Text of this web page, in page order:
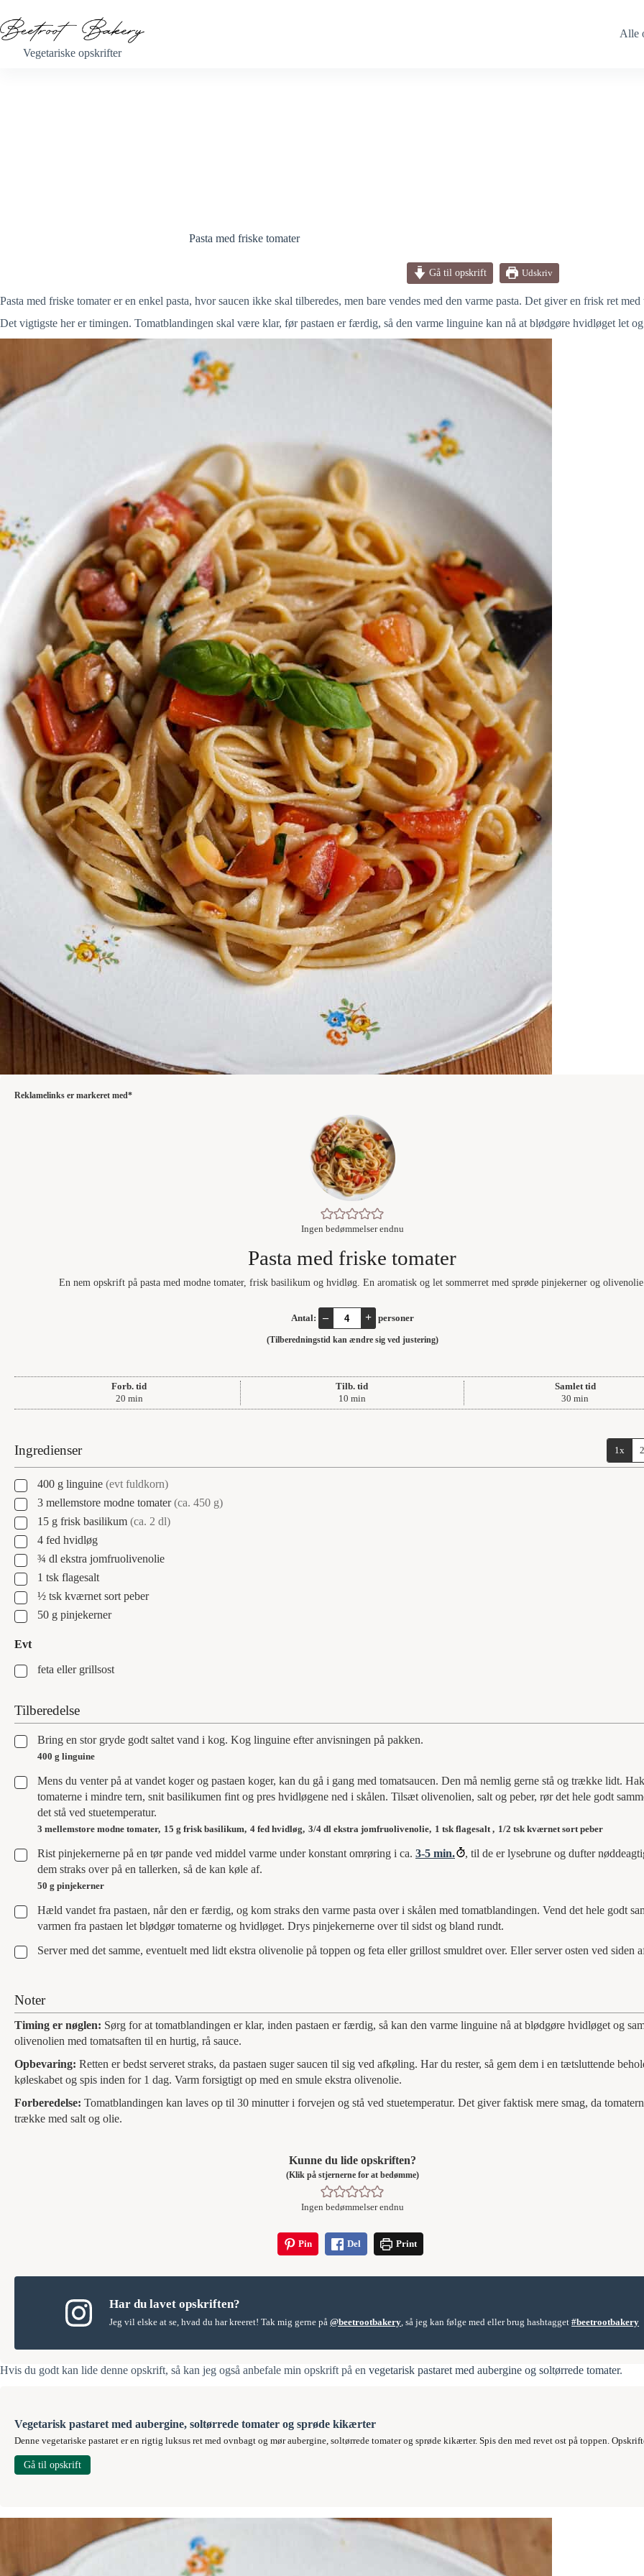
til
indhold
Vegetariske opskrifter
Alle
Pasta med friske tomater
Gå til opskrift Udskriv
Pasta med friske tomater er en enkel pasta, hvor saucen ikke skal tilberedes, men bare vendes med den varme pasta. Det giver en frisk ret
Det vigtigste her er timingen. Tomatblandingen skal være klar, før pastaen er færdig, så den varme linguine kan nå at blødgøre hvidløget let
Reklamelinks er markeret med*
Ingen bedømmelser endnu
Pasta med friske tomater
En nem opskrift på pasta med modne tomater, frisk basilikum og hvidløg. En aromatisk og let sommerret med sprøde pinjekerner og
Antal: – + personer
(Tilberedningstid kan ændre sig ved justering)
Forb. tid
20minutter
min
Tilb. tid
10minutter
min
Samlet tid
30 minutter
min
Ingredienser 1x
▢
400 g linguine (evt fuldkorn)
▢
3 mellemstore modne tomater (ca. 450 g)
▢15 g frisk basilikum (ca. 2 dl)
▢
4 fed hvidløg
▢
¾ dl ekstra jomfruolivenolie
▢1 tsk flagesalt
▢
½ tsk kværnet sort peber
▢
50 g pinjekerner
Evt
▢
feta eller grillsost
Tilberedelse
▢
Bring en stor gryde godt saltet vand i kog. Kog linguine efter anvisningen på pakken.
400 g linguine
▢
Mens du venter på at vandet koger og pastaen koger, kan du gå i gang med tomatsaucen. Den må nemlig gerne stå og trække lidt. Hak
tomaterne i mindre tern, snit basilikumen fint og pres hvidløgene ned i skålen. Tilsæt olivenolien, salt og peber, rør det hele godt
det stå ved stuetemperatur.
3 mellemstore modne tomater, 15 g frisk basilikum, 4 fed hvidløg, 3/4 dl ekstra jomfruolivenolie, 1 tsk flagesalt , 1/2 tsk kværnet sort peber
▢
Rist pinjekernerne på en tør pande ved middel varme under konstant omrøring i ca. 3-5 min.
, til de er lysebrune og dufter
dem straks over på en tallerken, så de kan køle af.
50 g pinjekerner
▢
Hæld vandet fra pastaen, når den er færdig, og kom straks den varme pasta over i skålen med tomatblandingen. Vend det hele godt
varmen fra pastaen let blødgør tomaterne og hvidløget. Drys pinjekernerne over til sidst og bland rundt.
▢
Server med det samme, eventuelt med lidt ekstra olivenolie på toppen og feta eller grillost smuldret over. Eller server osten ved siden
Noter
Timing er nøglen: Sørg for at tomatblandingen er klar, inden pastaen er færdig, så kan den varme linguine nå at blødgøre hvidløget og
olivenolien med tomatsaften til en hurtig, rå sauce.
Opbevaring: Retten er bedst serveret straks, da pastaen suger saucen til sig ved afkøling. Har du rester, så gem dem i en tætsluttende
køleskabet og spis inden for 1 dag. Varm forsigtigt op med en smule ekstra olivenolie.
Forberedelse: Tomatblandingen kan laves op til 30 minutter i forvejen og stå ved stuetemperatur. Det giver faktisk mere smag, da
trække med salt og olie.
Kunne du lide opskriften?
(Klik på stjernerne for at bedømme)
Ingen bedømmelser endnu
Pin Del Print
Har du lavet opskriften?
Jeg vil elske at se, hvad du har kreeret! Tak mig gerne på@beetrootbakery, så jeg kan følge med eller brug hashtagget#beetrootbakery
Hvis du godt kan lide denne opskrift, så kan jeg også anbefale min opskrift på en vegetarisk pastaret med aubergine og soltørrede tomater.
Vegetarisk pastaret med aubergine, soltørrede tomater og sprøde kikærter
Denne vegetariske pastaret er en rigtig luksus ret med ovnbagt og mør aubergine, soltørrede tomater og sprøde kikærter. Spis den med revet ost på toppen.
Gå til opskrift